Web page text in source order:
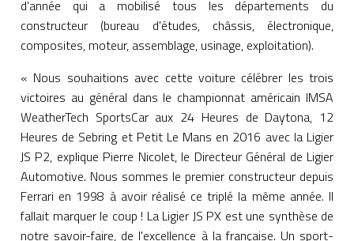
d'année qui a mobilisé tous les départements du
constructeur (bureau d'études, châssis, électronique,
composites, moteur, assemblage, usinage, exploitation).
« Nous souhaitions avec cette voiture célébrer les trois
victoires au général dans le championnat américain IMSA
WeatherTech SportsCar aux 24 Heures de Daytona, 12
Heures de Sebring et Petit Le Mans en 2016 avec la Ligier
JS P2, explique Pierre Nicolet, le Directeur Général de Ligier
Automotive. Nous sommes le premier constructeur depuis
Ferrari en 1998 à avoir réalisé ce triplé la même année. Il
fallait marquer le coup ! La Ligier JS PX est une synthèse de
notre savoir-faire, de l'excellence à la française. Un sport-